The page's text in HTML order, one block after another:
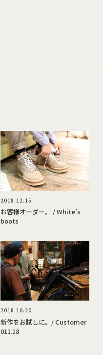
2018.12.15
お客様オーダー。 / White’s
boots
2018.10.20
新作をお試しに。/ Customer
011.18